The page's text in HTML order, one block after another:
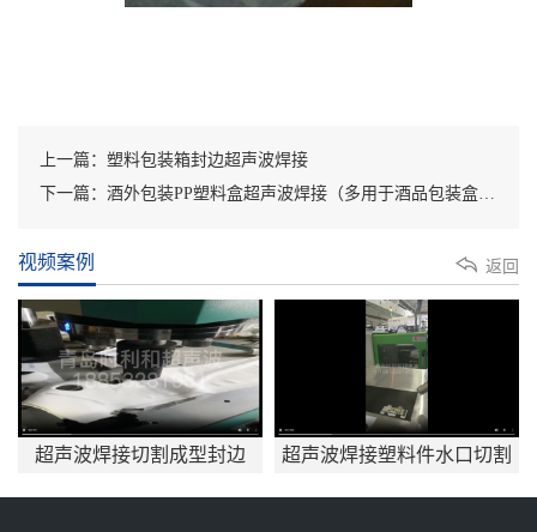
上一篇：塑料包装箱封边超声波焊接
下一篇：酒外包装PP塑料盒超声波焊接（多用于酒品包装盒的封边一般用齿形，点形超声波焊接封边）
视频案例 返回
超声波焊接切割成型封边
超声波焊接塑料件水口切割